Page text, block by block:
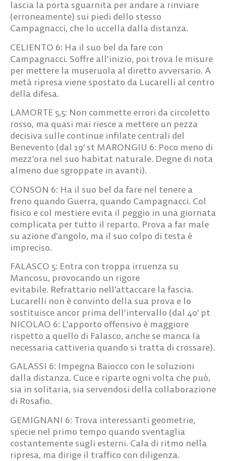
lascia la porta sguarnita per andare a rinviare
(erroneamente) sui piedi dello stesso
Campagnacci, che lo uccella dalla distanza.
CELIENTO 6: Ha il suo bel da fare con
Campagnacci. Soffre all’inizio, poi trova le misure
per mettere la museruola al diretto avversario. A
metà ripresa viene spostato da Lucarelli al centro
della difesa.
LAMORTE 5,5: Non commette errori da circoletto
rosso, ma quasi mai riesce a mettere un pezza
decisiva sulle continue infilate centrali del
Benevento (dal 19′ st MARONGIU 6: Poco meno di
mezz’ora nel suo habitat naturale. Degne di nota
almeno due sgroppate in avanti).
CONSON 6: Ha il suo bel da fare nel tenere a
freno quando Guerra, quando Campagnacci. Col
fisico e col mestiere evita il peggio in una giornata
complicata per tutto il reparto. Prova a far male
su azione d’angolo, ma il suo colpo di testa è
impreciso.
FALASCO 5: Entra con troppa irruenza su
Mancosu, provocando un rigore
evitabile. Refrattario nell’attaccare la fascia.
Lucarelli non è convinto della sua prova e lo
sostituisce ancor prima dell’intervallo (dal 40′ pt
NICOLAO 6: L’apporto offensivo è maggiore
rispetto a quello di Falasco, anche se manca la
necessaria cattiveria quando si tratta di crossare).
GALASSI 6: Impegna Baiocco con le soluzioni
dalla distanza. Cuce e riparte ogni volta che può,
sia in solitaria, sia servendosi della collaborazione
di Rosafio.
GEMIGNANI 6: Trova interessanti geometrie,
specie nel primo tempo quando sventaglia
costantemente sugli esterni. Cala di ritmo nella
ripresa, ma dirige il traffico con diligenza.